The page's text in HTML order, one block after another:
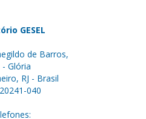
GESEL
de Barros,
- Glória
RJ - Brasil
040